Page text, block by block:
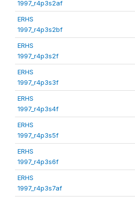
1997_r4p3s2af
ERHS
1997_r4p3s2bf
ERHS
1997_r4p3s2f
ERHS
1997_r4p3s3f
ERHS
1997_r4p3s4f
ERHS
1997_r4p3s5f
ERHS
1997_r4p3s6f
ERHS
1997_r4p3s7af